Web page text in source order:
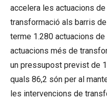
accelera les actuacions
transformació als barris
terme 1.280 actuacions
actuacions més de
un pressupost previst de
quals 86,2 són per al
les intervencions de